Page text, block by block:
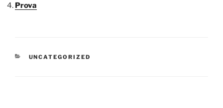
Prova
CATEGORIE
UNCATEGORIZED